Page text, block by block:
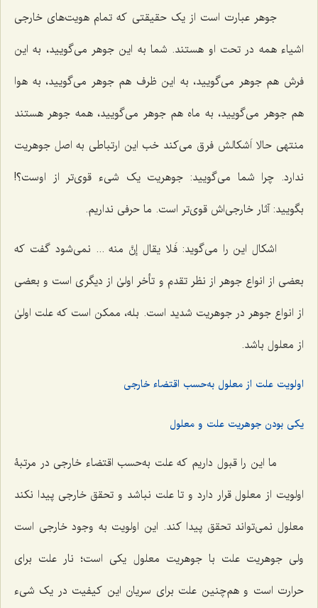
جوهر عبارت است از یک حقیقتى که تمام هویت‌هاى خارجى
اشیاء همه در تحت او هستند. شما به این جوهر مى‌گویید، به این
فرش هم جوهر مى‌گویید، به این ظرف هم جوهر مى‌گویید، به هوا
هم جوهر مى‌گویید، به ماه هم جوهر مى‌گویید، همه جوهر هستند
منتهى حالا اَشکالش فرق مى‌کند خب این ارتباطى به اصل جوهریت
ندارد. چرا شما مى‌گویید: جوهریت یک شیء قوی‌تر از اوست؟!
بگویید: آثار خارجی‌اش قوی‌تر است. ما حرفى نداریم.
اشکال این را مى‌گوید:فَلا یقال إنَّ منه ... نمى‌شود گفت که
بعضى از انواع جوهر از نظر تقدم و تأخر اولىٰ از دیگرى است و بعضى
از انواع جوهر در جوهریت شدید است. بله، ممکن است که علت اولىٰ
از معلول باشد.
اولویت علت از معلول به‌حسب اقتضاء خارجى
یکی بودن جوهریت علت و معلول
ما این را قبول داریم‌ که علت به‌حسب اقتضاء خارجى در مرتبۀ
اولویت از معلول قرار دارد و تا علت نباشد و تحقق خارجى پیدا نکند
معلول نمى‌تواند تحقق پیدا کند. این اولویت به وجود خارجى است
ولى جوهریت علت با جوهریت معلول یکى است؛ نار علت براى
حرارت است و هم‌چنین علت براى سریان این کیفیت در یک شیء